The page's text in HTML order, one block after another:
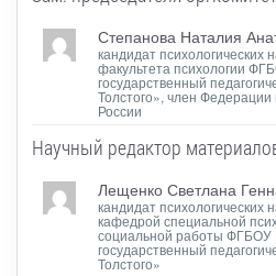
Степанова Наталия
кандидат психологических
факультета психологии
государственный
Толстого», член
России
Научный редактор
Лещенко Светлана
кандидат психологических
кафедрой специальной
социальной работы ФГБОУ
государственный
Толстого»